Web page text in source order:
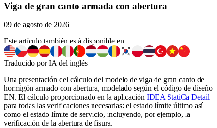
Viga de gran canto armada con abertura
09 de agosto de 2026
Este artículo también está disponible en
Traducido por IA del inglés
Una presentación del cálculo del modelo de viga de gran canto de
hormigón armado con abertura, modelado según el código de diseño
EN. El cálculo proporcionado en la aplicación IDEA StatiCa Detail
para todas las verificaciones necesarias: el estado límite último así
como el estado límite de servicio, incluyendo, por ejemplo, la
verificación de la abertura de fisura.